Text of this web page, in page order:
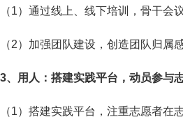
（1）通过线上、线下培训，骨干
（2）加强团队建设，创造团队归属感
3、用人：搭建实践平台，动员参与
（1）搭建实践平台，注重志愿者在